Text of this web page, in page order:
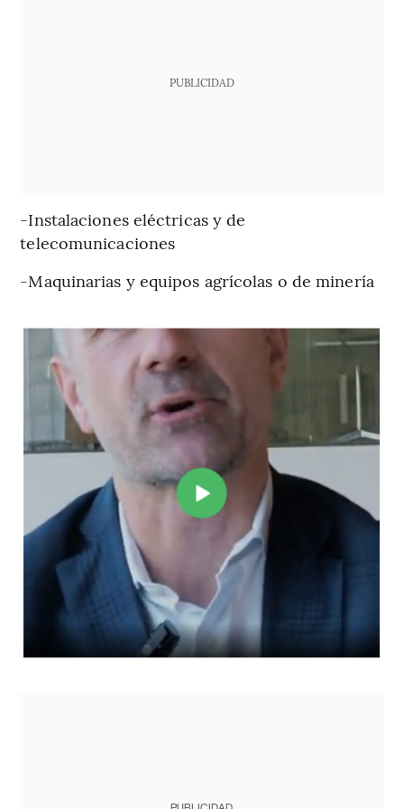
PUBLICIDAD
-Instalaciones eléctricas y de
telecomunicaciones
-Maquinarias y equipos agrícolas o de minería